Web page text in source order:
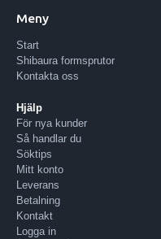
Meny
Start
Shibaura formsprutor
Kontakta oss
Hjälp
För nya kunder
Så handlar du
Söktips
Mitt konto
Leverans
Betalning
Kontakt
Logga in